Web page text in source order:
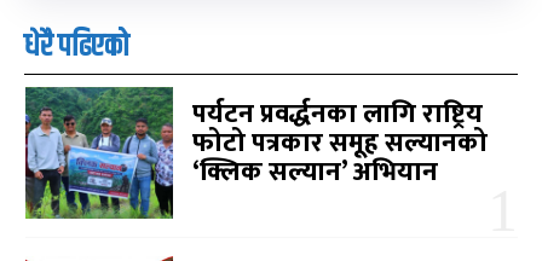
धेरै पढिएको
पर्यटन प्रवर्द्धनका लागि राष्ट्रिय
फोटो पत्रकार समूह सल्यानको
‘क्लिक सल्यान’ अभियान